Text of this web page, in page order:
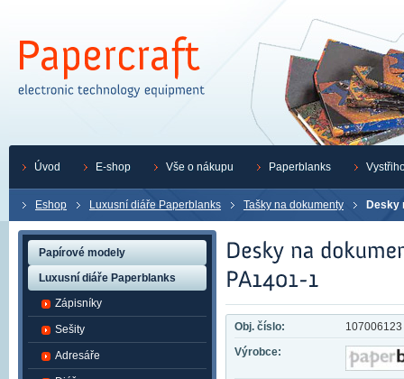
Eshop Luxusní diáře Paperblanks Tašky na dokumenty Desky
Obj. číslo:
107006123
Výrobce:
Papírové modely
Luxusní diáře Paperblanks
Zápisníky
Sešity
Adresáře
Úvod E-shop Vše o nákupu Paperblanks